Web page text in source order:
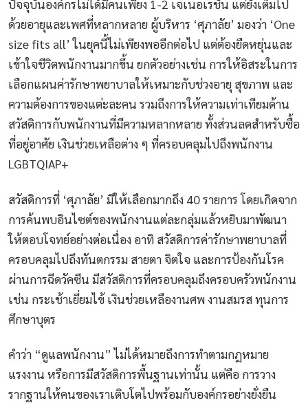
ปัจจุบันองค์กรไม่ได้มีคนเพียง 1-2 เจเนอเรชัน แต่ยังเต็มไป
ด้วยอายุและเพศที่หลากหลาย ผู้บริหาร ‘ศุภาลัย’ มองว่า ‘One
size fits all’ ในยุคนี้ไม่เพียงพออีกต่อไป แต่ต้องยืดหยุ่นและ
เข้าใจชีวิตพนักงานมากขึ้น ยกตัวอย่างเช่น การให้อิสระในการ
เลือกแผนค่ารักษาพยาบาลให้เหมาะกับช่วงอายุ สุขภาพ และ
ความต้องการของแต่ะละคน รวมถึงการให้ความเท่าเทียมด้าน
สวัสดิการกับพนักงานที่มีความหลากหลาย ทั้งส่วนลดสำหรับซื้อ
ที่อยู่อาศัย เงินช่วยเหลือต่าง ๆ ที่ครอบคลุมไปถึงพนักงาน
LGBTQIAP+
สวัสดิการที่ ‘ศุภาลัย’ มีให้เลือกมากถึง 40 รายการ โดยเกิดจาก
การค้นพบอินไซต์ของพนักงานแต่ละกลุ่มแล้วหยิบมาพัฒนา
ให้ตอบโจทย์อย่างต่อเนื่อง อาทิ สวัสดิการค่ารักษาพยาบาลที่
ครอบคลุมไปถึงทันตกรรม สายตา จิตใจ และการป้องกันโรค
ผ่านการฉีดวัคซีน มีสวัสดิการที่ครอบคลุมถึงครอบครัวพนักงาน
เช่น กระเช้าเยี่ยมไข้ เงินช่วยเหลืองานศพ งานสมรส ทุนการ
ศึกษาบุตร
คำว่า “ดูแลพนักงาน” ไม่ได้หมายถึงการทำตามกฎหมาย
แรงงาน หรือการมีสวัสดิการพื้นฐานเท่านั้น แต่คือ การวาง
รากฐานให้คนของเราเติบโตไปพร้อมกับองค์กรอย่างยั่งยืน